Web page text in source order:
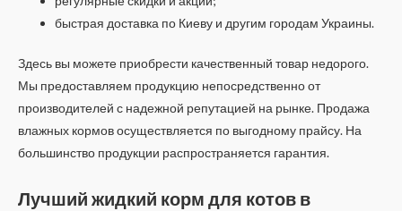
быстрая доставка по Киеву и другим городам Украины.
Здесь вы можете приобрести качественный товар недорого.
Мы предоставляем продукцию непосредственно от
производителей с надежной репутацией на рынке. Продажа
влажных кормов осуществляется по выгодному прайсу. На
большинство продукции распространяется гарантия.
Лучший жидкий корм для котов в